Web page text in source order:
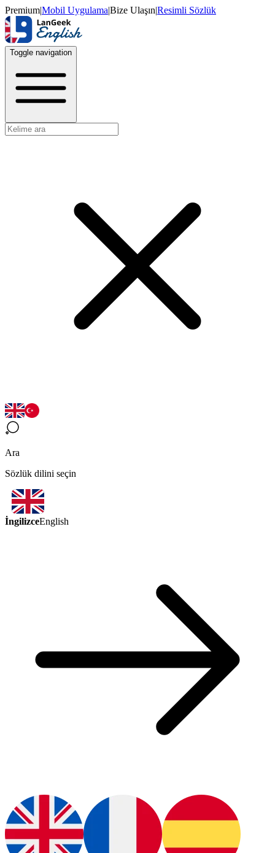
Premium|Mobil Uygulama|Bize Ulaşın|Resimli Sözlük
Toggle navigation
Ara
Sözlük dilini seçin
İngilizceEnglish